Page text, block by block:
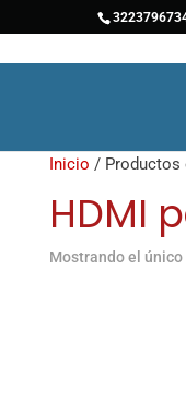
Inicio / Productos
HDMI
Mostrando el